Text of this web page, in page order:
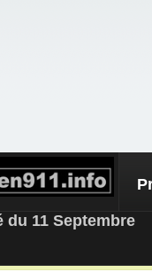
du 11 Septembre